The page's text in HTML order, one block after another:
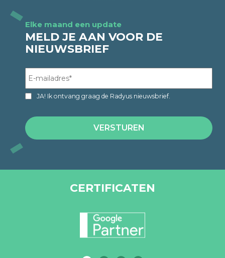
Elke maand een update
MELD JE AAN VOOR DE
NIEUWSBRIEF
JA! Ik ontvang graag de Radyus nieuwsbrief.
CERTIFICATEN